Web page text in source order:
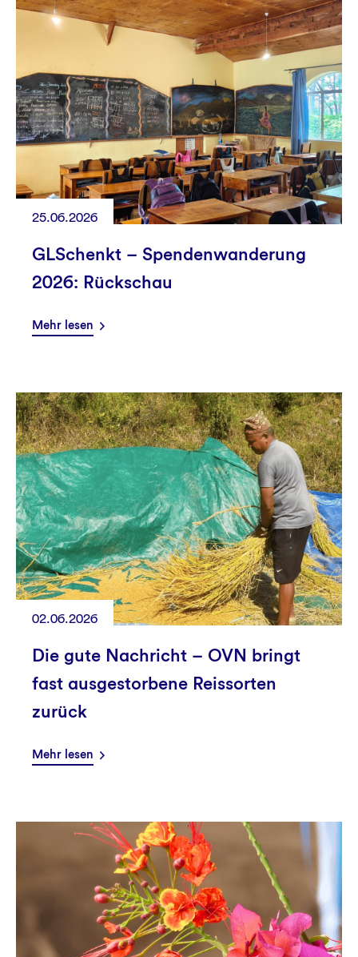
25.06.2026
GLSchenkt – Spendenwanderung
2026: Rückschau
Mehr lesen
02.06.2026
Die gute Nachricht – OVN bringt
fast ausgestorbene Reissorten
zurück
Mehr lesen